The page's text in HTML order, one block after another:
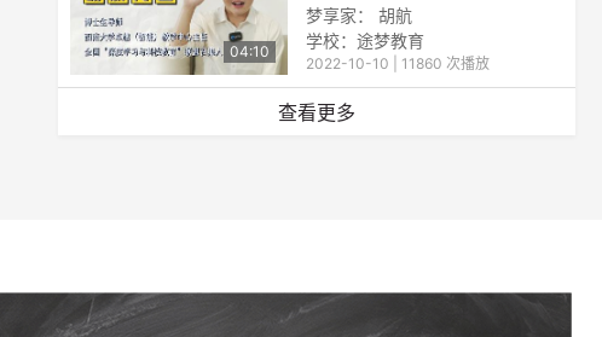
04:10
梦享家： 胡航
学校： 途梦教育
2022-10-10 | 11860 次播放
查看更多